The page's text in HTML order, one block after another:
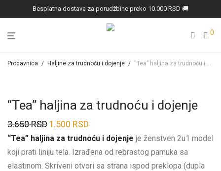
Besplatna dostava za porudžbine preko 10.000 RSD 🚚
0
Prodavnica / Haljine za trudnoću i dojenje / “Tea” haljina za trudnoću i dojenje
“Tea” haljina za trudnoću i dojenje
3.650RSD Prvobitna
cena
je
bila:
1.500 RSD
cena
je:
1.500 RSD.
“Tea” haljina za trudnoću i dojenje je ženstven 2u1 model
koji prati liniju tela. Izrađena od rebrastog pamuka sa
elastinom. Skriveni otvori sa strana ispod preklopa (dupla